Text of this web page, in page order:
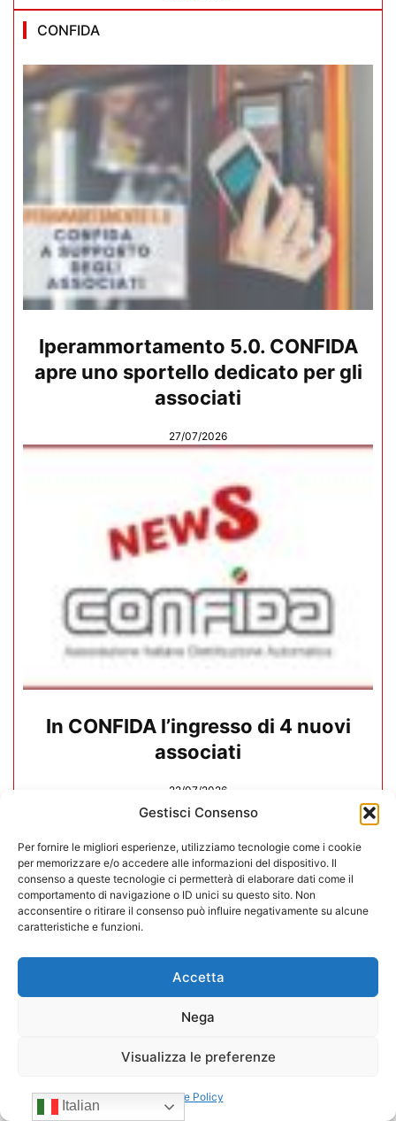
Gestisci Consenso
Per fornire le migliori esperienze, utilizziamo tecnologie come i cookie
per memorizzare e/o accedere alle informazioni del dispositivo. Il
consenso a queste tecnologie ci permetterà di elaborare dati come il
comportamento di navigazione o ID unici su questo sito. Non
acconsentire o ritirare il consenso può influire negativamente su alcune
caratteristiche e funzioni.
Accetta
Nega
Visualizza le preferenze
Cookie Policy
CONFIDA
Iperammortamento 5.0. CONFIDA
apre uno sportello dedicato per gli
associati
27/07/2026
In CONFIDA l’ingresso di 4 nuovi
associati
22/07/2026
nuovo Consiglio di Amministrazione
Italian